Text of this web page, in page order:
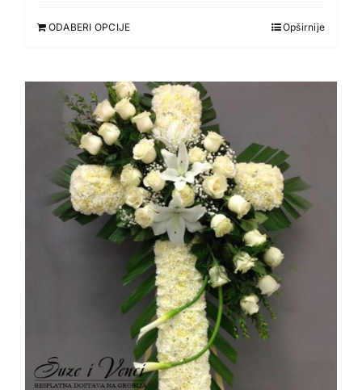
ODABERI OPCIJE Opširnije